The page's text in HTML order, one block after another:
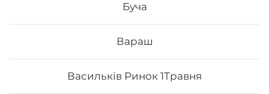
Буча
Вараш
Васильків Ринок 1Травня